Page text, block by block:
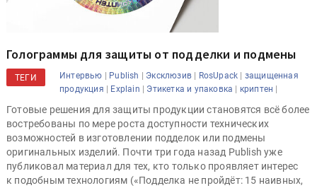
Голограммы для защиты от подделки и подмены
ТЕГИ Интервью | Publish | Эксклюзив | RosUpack | защищенная
продукция | Explain | Этикетка и упаковка | криптен |
Готовые решения для защиты продукции становятся всё более
востребованы по мере роста доступности технических
возможностей в изготовлении подделок или подмены
оригинальных изделий. Почти три года назад Publish уже
публиковал материал для тех, кто только проявляет интерес
к подобным технологиям («Подделка не пройдёт: 15 наивных,